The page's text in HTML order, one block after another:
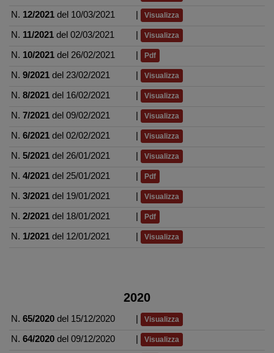
N. 12/2021 del 10/03/2021 Visualizza
N. 11/2021 del 02/03/2021 Visualizza
N. 10/2021 del 26/02/2021 Pdf
N. 9/2021 del 23/02/2021 Visualizza
N. 8/2021 del 16/02/2021 Visualizza
N. 7/2021 del 09/02/2021 Visualizza
N. 6/2021 del 02/02/2021 Visualizza
N. 5/2021 del 26/01/2021 Visualizza
N. 4/2021 del 25/01/2021 Pdf
N. 3/2021 del 19/01/2021 Visualizza
N. 2/2021 del 18/01/2021 Pdf
N. 1/2021 del 12/01/2021 Visualizza
2020
N. 65/2020 del 15/12/2020 Visualizza
N. 64/2020 del 09/12/2020 Visualizza